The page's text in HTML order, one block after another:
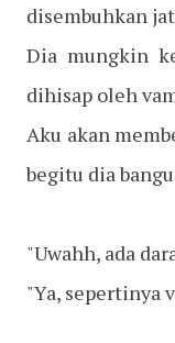
disembuhkan
Dia mungkin
dihisap oleh
Aku akan
begitu dia
"Uwahh, ada
"Ya, sepertinya